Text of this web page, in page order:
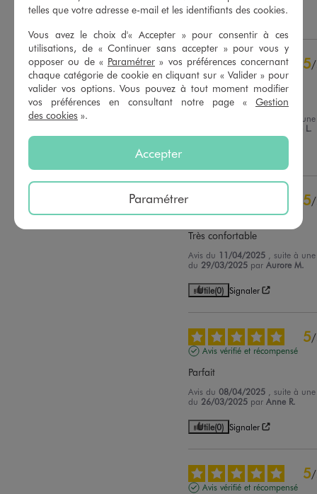
contrôle
5étoiles
23
4étoiles
3
3étoiles
1
2étoiles
0
étoile
Trier les avis
Utile(0) Signaler
5/
Avis vérifié et récompensé
très agréable à porter
, suite à
Catherine L.
5/
Avis vérifié et récompensé
Très confortable
Avis du 11/04/2025
, suite à
du 29/03/2025 parAurore M.
Utile(0) Signaler
5/
Avis vérifié et récompensé
Parfait
Avis du08/04/2025
, suite à
du 26/03/2025 parAnne R.
Utile(0) Signaler
5/
Avis vérifié et récompensé
telles que votre adresse e-mail et les identifiants des cookies.
Vous avez le choix d'« Accepter » pour consentir à ces
utilisations, de « Continuer sans accepter » pour vous y
opposer ou de « Paramétrer » vos préférences concernant
chaque catégorie de cookie en cliquant sur « Valider » pour
valider vos options. Vous pouvez à tout moment modifier
vos préférences en consultant notre page « Gestion
des cookies ».
Accepter
Paramétrer